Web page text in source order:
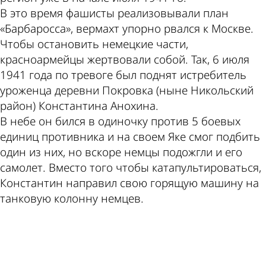
В это время фашисты реализовывали план
«Барбаросса», вермахт упорно рвался к Москве.
Чтобы остановить немецкие части,
красноармейцы жертвовали собой. Так, 6 июля
1941 года по тревоге был поднят истребитель
уроженца деревни Покровка (ныне Никольский
район) Константина Анохина.
В небе он бился в одиночку против 5 боевых
единиц противника и на своем Яке смог подбить
один из них, но вскоре немцы подожгли и его
самолет. Вместо того чтобы катапультироваться,
Константин направил свою горящую машину на
танковую колонну немцев.